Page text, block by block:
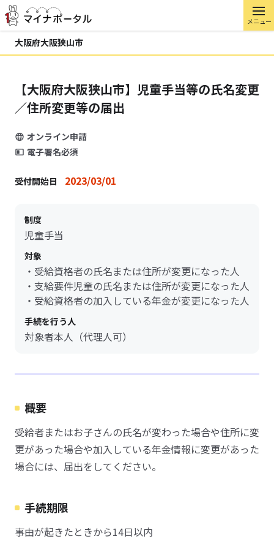
メニュー
大阪府大阪狭山市
【大阪府大阪狭山市】児童手当等の氏名変更
／住所変更等の届出
オンライン申請
電子署名必須
受付開始日 2023/03/01
制度
児童手当
対象
・受給資格者の氏名または住所が変更になった人
・支給要件児童の氏名または住所が変更になった人
・受給資格者の加入している年金が変更になった人
手続を行う人
対象者本人（代理人可）
概要
受給者またはお子さんの氏名が変わった場合や住所に変
更があった場合や加入している年金情報に変更があった
場合には、届出をしてください。
手続期限
事由が起きたときから14日以内